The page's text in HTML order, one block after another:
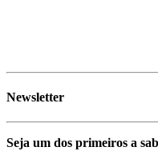
Newsletter
Seja um dos primeiros a